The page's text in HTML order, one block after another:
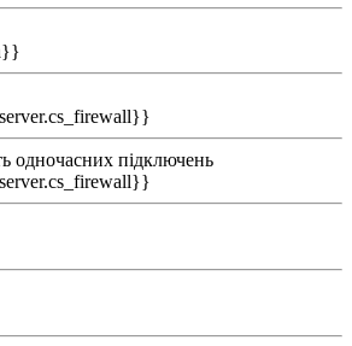
одночасних підключень